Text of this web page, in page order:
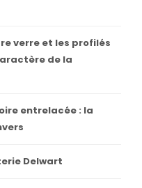
verre et les profilés
de la
entrelacée : la
Delwart